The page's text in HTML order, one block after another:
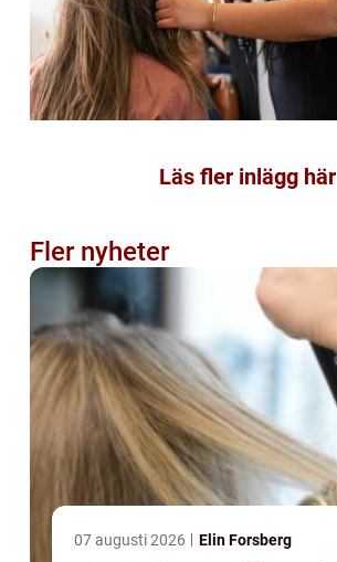
Läs fler inlägg här
Fler nyheter
07 augusti 2026 Elin Forsberg